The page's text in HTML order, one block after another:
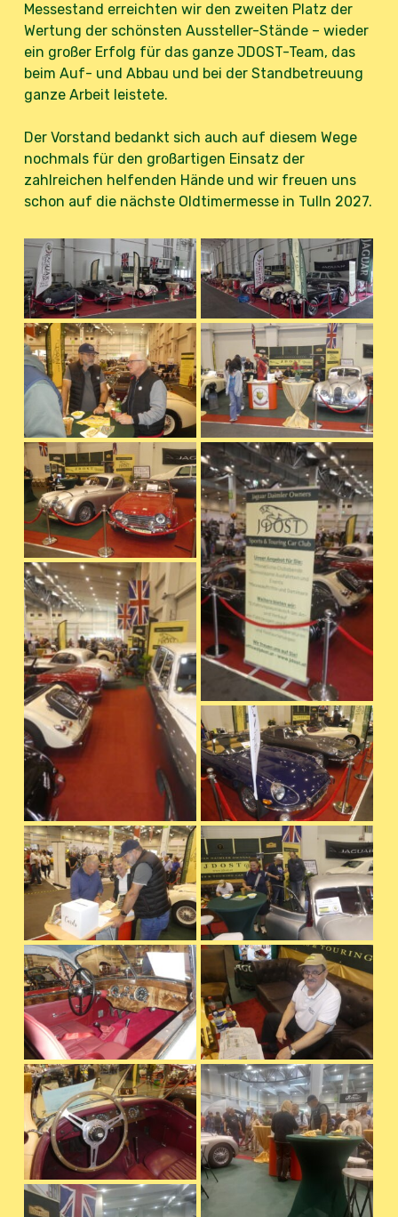
Messestand erreichten wir den zweiten Platz der
Wertung der schönsten Aussteller-Stände – wieder
ein großer Erfolg für das ganze JDOST-Team, das
beim Auf- und Abbau und bei der Standbetreuung
ganze Arbeit leistete.
Der Vorstand bedankt sich auch auf diesem Wege
nochmals für den großartigen Einsatz der
zahlreichen helfenden Hände und wir freuen uns
schon auf die nächste Oldtimermesse in Tulln 2027.